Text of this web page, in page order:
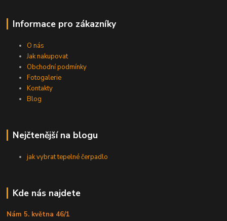
Informace pro zákazníky
O nás
Jak nakupovat
Obchodní podmínky
Fotogalerie
Kontakty
Blog
Nejčtenější na blogu
jak vybrat tepelné čerpadlo
Kde nás najdete
Nám 5. května 46/1